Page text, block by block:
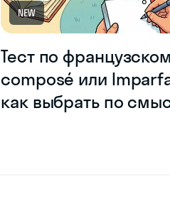
NEW
Тест по
composé или
как выбрать по